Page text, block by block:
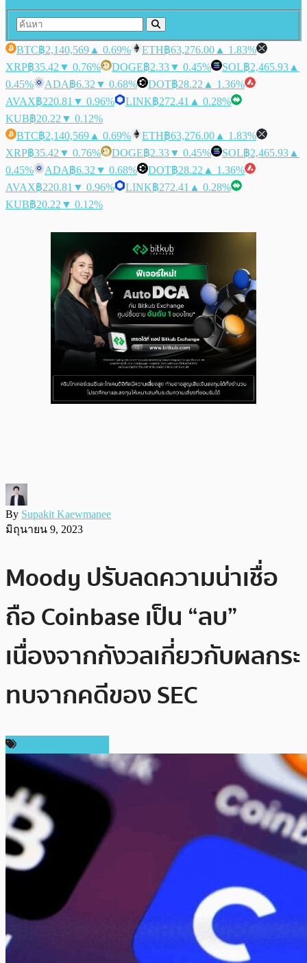
BTC฿2,140,569 ▲ 0.69% ETH฿63,276.00 ▲ 1.83%
XRP฿35.42 ▼ 0.76% DOGE฿2.33▼ 0.45% SOL฿2,465.93 ▲
0.45%
ADA฿6.32 ▼ 0.68% DOT฿28.22 ▲ 1.36%
AVAX฿220.81 ▼ 0.96% LINK฿272.41 ▲ 0.28%
KUB฿20.22 ▼ 0.12%
BTC฿2,140,569 ▲ 0.69% ETH฿63,276.00 ▲ 1.83%
XRP฿35.42 ▼ 0.76% DOGE฿2.33▼ 0.45% SOL฿2,465.93 ▲
0.45%
ADA฿6.32 ▼ 0.68% DOT฿28.22 ▲ 1.36%
AVAX฿220.81 ▼ 0.96% LINK฿272.41 ▲ 0.28%
KUB฿20.22 ▼ 0.12%
By Supakit Kaewmanee
มิถุนายน 9, 2023
Moody ปรับลดความน่าเชื่อ
ถือ Coinbase เป็น “ลบ”
เนื่องจากกังวลเกี่ยวกับผลกระ
ทบจากคดีของ SEC